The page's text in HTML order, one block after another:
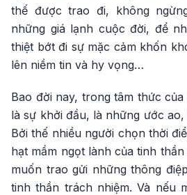
thế được trao đi, không
những giá lạnh cuộc đời, để
thiệt bớt đi sự mặc cảm khốn
lên niềm tin và hy vọng…
Bao đời nay, trong tâm thức
là sự khởi đầu, là những ước
Bởi thế nhiều người chọn thời
hạt mầm ngọt lành của tinh
muốn trao gửi những thông
tinh thần trách nhiệm. Và nếu